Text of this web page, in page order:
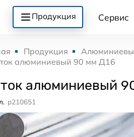
Продукция Сервис
Продукция
алюминиевый 90 мм Д16
алюминиевый
p210651